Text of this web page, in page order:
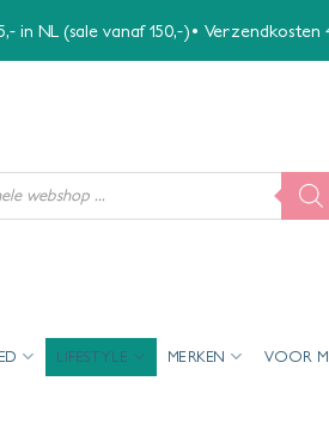
in NL (sale vanaf 150,-)• Verzendkosten
LIFESTYLE MERKEN VOOR